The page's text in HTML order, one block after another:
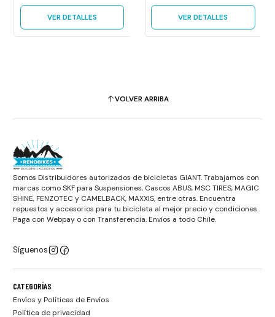
VER DETALLES VER DETALLES
VOLVER ARRIBA
Somos Distribuidores autorizados de bicicletas GIANT. Trabajamos con
marcas como SKF para Suspensiones, Cascos ABUS, MSC TIRES, MAGIC
SHINE, FENZOTEC y CAMELBACK, MAXXIS, entre otras. Encuentra
repuestos y accesorios para tu bicicleta al mejor precio y condiciones.
Paga con Webpay o con Transferencia. Envíos a todo Chile.
Síguenos
CATEGORÍAS
Envíos y Políticas de Envíos
Política de privacidad